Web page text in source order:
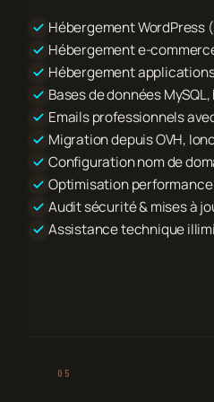
Hébergement WordPress
Hébergement e-
Hébergement
Bases de données
Emails professionnels
Migration depuis OVH,
Configuration nom de
Optimisation performance
Audit sécurité & mises à
Assistance technique